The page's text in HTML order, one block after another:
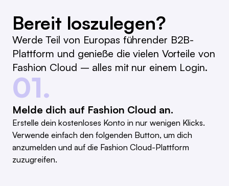
Bereit loszulegen?
Werde Teil von Europas führender B2B-
Plattform und genieße die vielen Vorteile von
Fashion Cloud – alles mit nur einem Login.
01.
Melde dich auf Fashion Cloud an.
Erstelle dein kostenloses Konto in nur wenigen Klicks.
Verwende einfach den folgenden Button, um dich
anzumelden und auf die Fashion Cloud-Plattform
zuzugreifen.